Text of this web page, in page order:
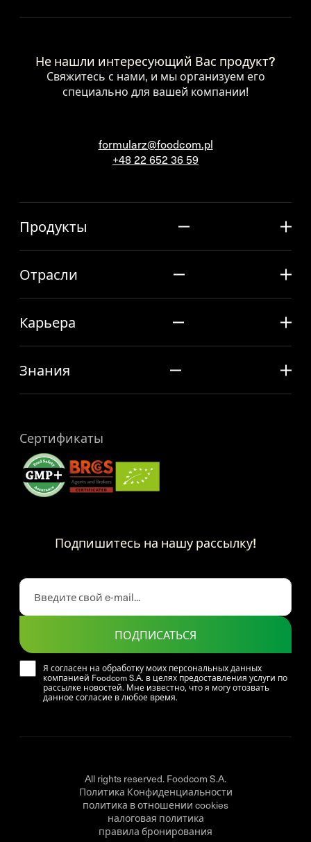
Не нашли интересующий Вас продукт?
Свяжитесь с нами, и мы организуем его
специально для вашей компании!
formularz@foodcom.pl
+48 22 652 36 59
Продукты
Отрасли
Карьера
Знания
Сертификаты
Подпишитесь на нашу рассылку!
Я согласен на обработку моих персональных данных
компанией Foodcom S.A. в целях предоставления услуги по
рассылке новостей. Мне известно, что я могу отозвать
данное согласие в любое время.
ПОДПИСАТЬСЯ
All rights reserved. Foodcom S.A.
Политика Конфиденциальности
политика в отношении cookies
налоговая политика
правила бронирования